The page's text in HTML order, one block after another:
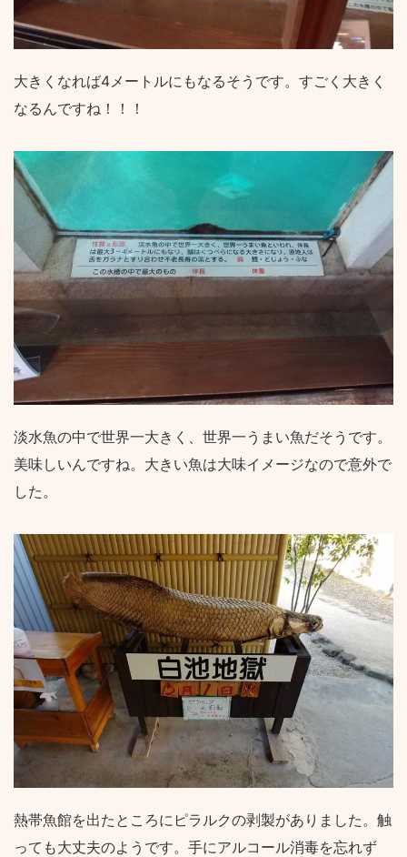
大きくなれば4メートルにもなるそうです。すごく大きく
なるんですね！！！
淡水魚の中で世界一大きく、世界一うまい魚だそうです。
美味しいんですね。大きい魚は大味イメージなので意外で
した。
熱帯魚館を出たところにピラルクの剥製がありました。触
っても大丈夫のようです。手にアルコール消毒を忘れず